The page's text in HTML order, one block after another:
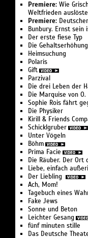
Premiere: Wie
Weltfrieden auslöste
Premiere:
Bunbury. Ernst sein
Der erste fiese Typ
Die Gehaltserhöhung
Heimsuchung
Polaris
Gift
Parzival
Die drei Leben der
Die Marquise von
Sophie Rois fährt
Die Physiker
Kirill & Friends
Schicklgruber
Unter Vögeln
Böhm
Prima Facie
Die Räuber. Der Ort
Liebe, einfach
Der Liebling
Ach, Mom!
Tagebuch eines
Fake Jews
Sonne und Beton
Leichter Gesang
fünf minuten stille
Das Deutsche